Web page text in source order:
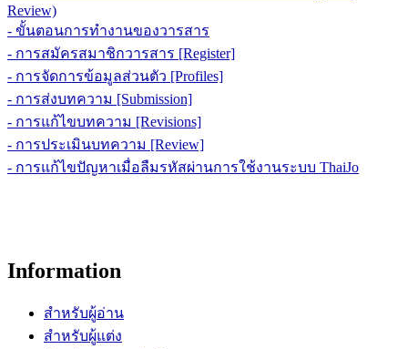
Review)
- ขั้นตอนการทำงานของวารสาร
- การสมัครสมาชิกวารสาร [Register]
- การจัดการข้อมูลส่วนตัว [Profiles]
- การส่งบทความ [Submission]
- การแก้ไขบทความ [Revisions]
- การประเมินบทความ [Review]
- การแก้ไขปัญหาเมื่อลืมรหัสผ่านการใช้งานระบบ ThaiJo
Information
สำหรับผู้อ่าน
สำหรับผู้แต่ง